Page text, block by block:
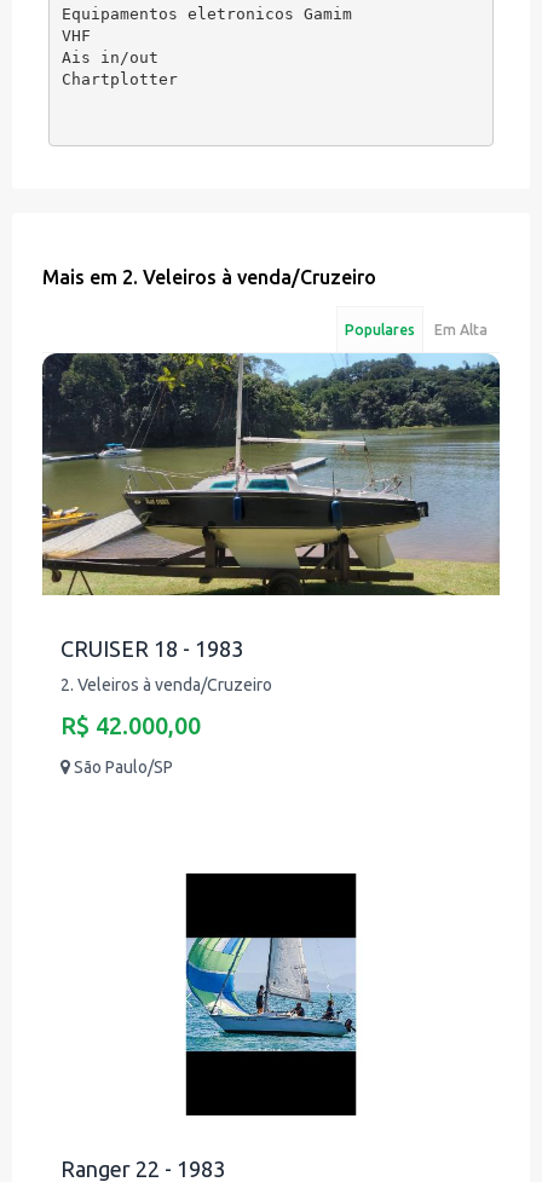
Equipamentos eletronicos Gamim
VHF
Ais in/out
Chartplotter
Mais em 2. Veleiros à venda/Cruzeiro
Populares Em Alta
CRUISER 18 - 1983
2. Veleiros à venda/Cruzeiro
R$ 42.000,00
São Paulo/SP
Ranger 22 - 1983